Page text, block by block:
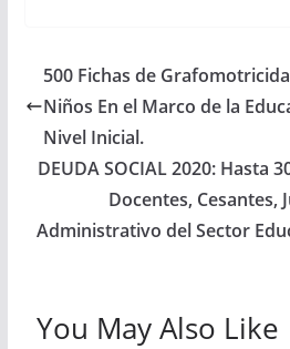
500 Fichas de
Niños En el Marco de la
Nivel Inicial.
DEUDA SOCIAL 2020: Hasta
Docentes, Cesantes,
Administrativo del Sector
You May Also Like